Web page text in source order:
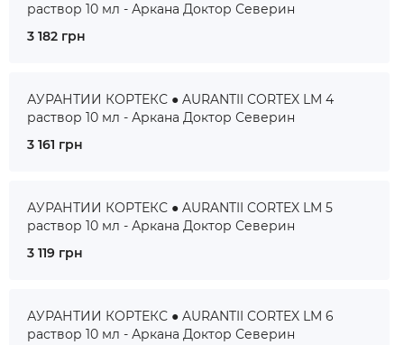
раствор 10 мл - Аркана Доктор Северин
3 182 грн
АУРАНТИИ КОРТЕКС ● AURANTII CORTEX LM 4
раствор 10 мл - Аркана Доктор Северин
3 161 грн
АУРАНТИИ КОРТЕКС ● AURANTII CORTEX LM 5
раствор 10 мл - Аркана Доктор Северин
3 119 грн
АУРАНТИИ КОРТЕКС ● AURANTII CORTEX LM 6
раствор 10 мл - Аркана Доктор Северин